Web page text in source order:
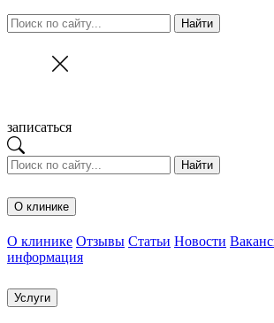
Найти
записаться
Найти
О клинике
О клинике Отзывы Статьи Новости
информация
Услуги